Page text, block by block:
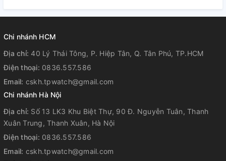
Việt Nam.
Tất cả đồng hồ Carnival chúng tôi bán ra đều được bảo
dụng.
Chi nhánh HCM
Địa chỉ: 40 Lý Thái Tông, P. Hiệp Tân, Q. Tân Phú, TP.HCM
Điện thoại: 0836.557.586
Email: cskh.tpwatch@gmail.com
Chi nhánh Hà Nội
Địa chỉ: Số 13 LK3 Khu Biệt Thự, 90 Đ. Nguyễn Tuân, Thanh
Xuân Trung, Thanh Xuân, Hà Nội
Điện thoại: 0836.557.586
Email: cskh.tpwatch@gmail.com